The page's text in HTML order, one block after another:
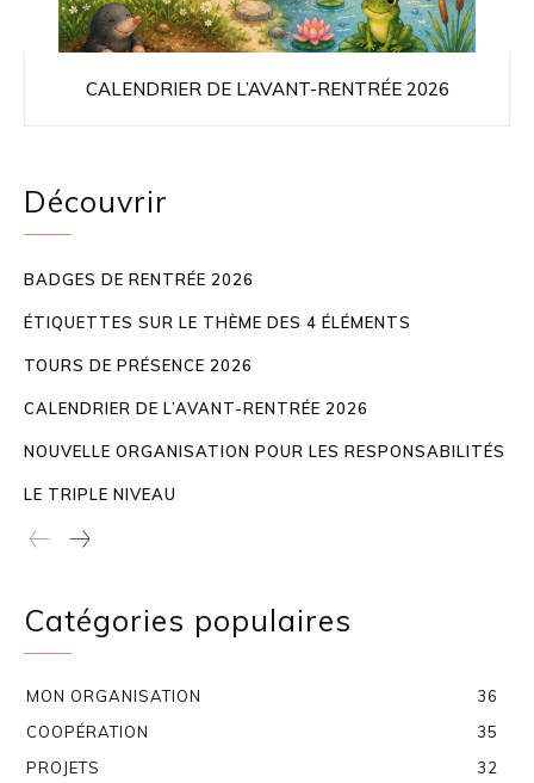
CALENDRIER DE L’AVANT-RENTRÉE 2026
Découvrir
BADGES DE RENTRÉE 2026
ÉTIQUETTES SUR LE THÈME DES 4 ÉLÉMENTS
TOURS DE PRÉSENCE 2026
CALENDRIER DE L’AVANT-RENTRÉE 2026
NOUVELLE ORGANISATION POUR LES RESPONSABILITÉS
LE TRIPLE NIVEAU
Catégories populaires
MON ORGANISATION
36
COOPÉRATION
35
PROJETS
32